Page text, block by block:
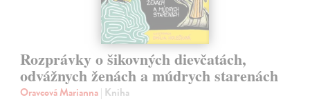
Rozprávky o šikovných dievčatách,
odvážnych ženách a múdrych starenách
Oravcová Marianna| Kniha